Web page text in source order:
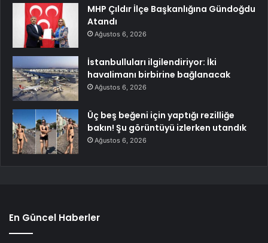
MHP Çıldır İlçe Başkanlığına Gündoğdu
Atandı
Ağustos 6, 2026
İstanbulluları ilgilendiriyor: İki
havalimanı birbirine bağlanacak
Ağustos 6, 2026
Üç beş beğeni için yaptığı rezilliğe
bakın! Şu görüntüyü izlerken utandık
Ağustos 6, 2026
En Güncel Haberler